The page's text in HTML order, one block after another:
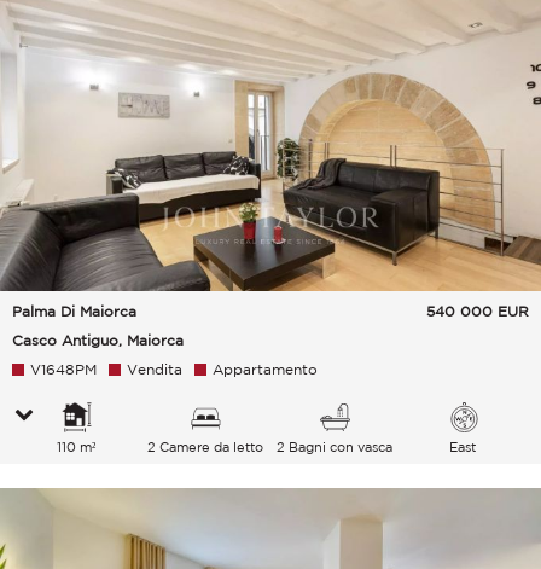
Palma Di Maiorca
Casco Antiguo, Maiorca
540 000 EUR
V1648PM Vendita Appartamento
110 m² 2 Camere da letto 2 Bagni con vasca East